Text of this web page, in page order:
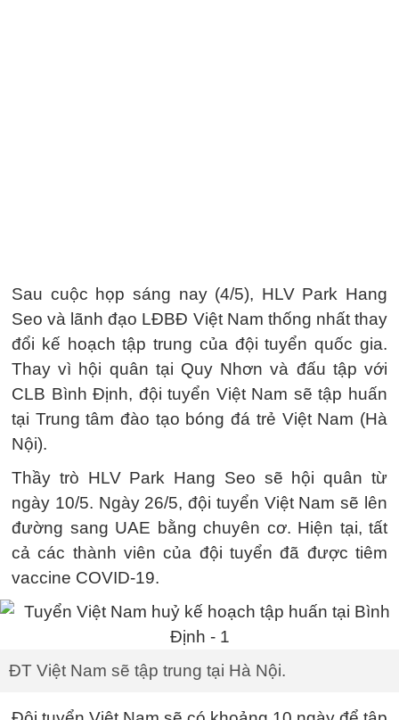
Sau cuộc họp sáng nay (4/5), HLV Park Hang
Seo và lãnh đạo LĐBĐ Việt Nam thống nhất thay
đổi kế hoạch tập trung của đội tuyển quốc gia.
Thay vì hội quân tại Quy Nhơn và đấu tập với
CLB Bình Định, đội tuyển Việt Nam sẽ tập huấn
tại Trung tâm đào tạo bóng đá trẻ Việt Nam (Hà
Nội).
Thầy trò HLV Park Hang Seo sẽ hội quân từ
ngày 10/5. Ngày 26/5, đội tuyển Việt Nam sẽ lên
đường sang UAE bằng chuyên cơ. Hiện tại, tất
cả các thành viên của đội tuyển đã được tiêm
vaccine COVID-19.
ĐT Việt Nam sẽ tập trung tại Hà Nội.